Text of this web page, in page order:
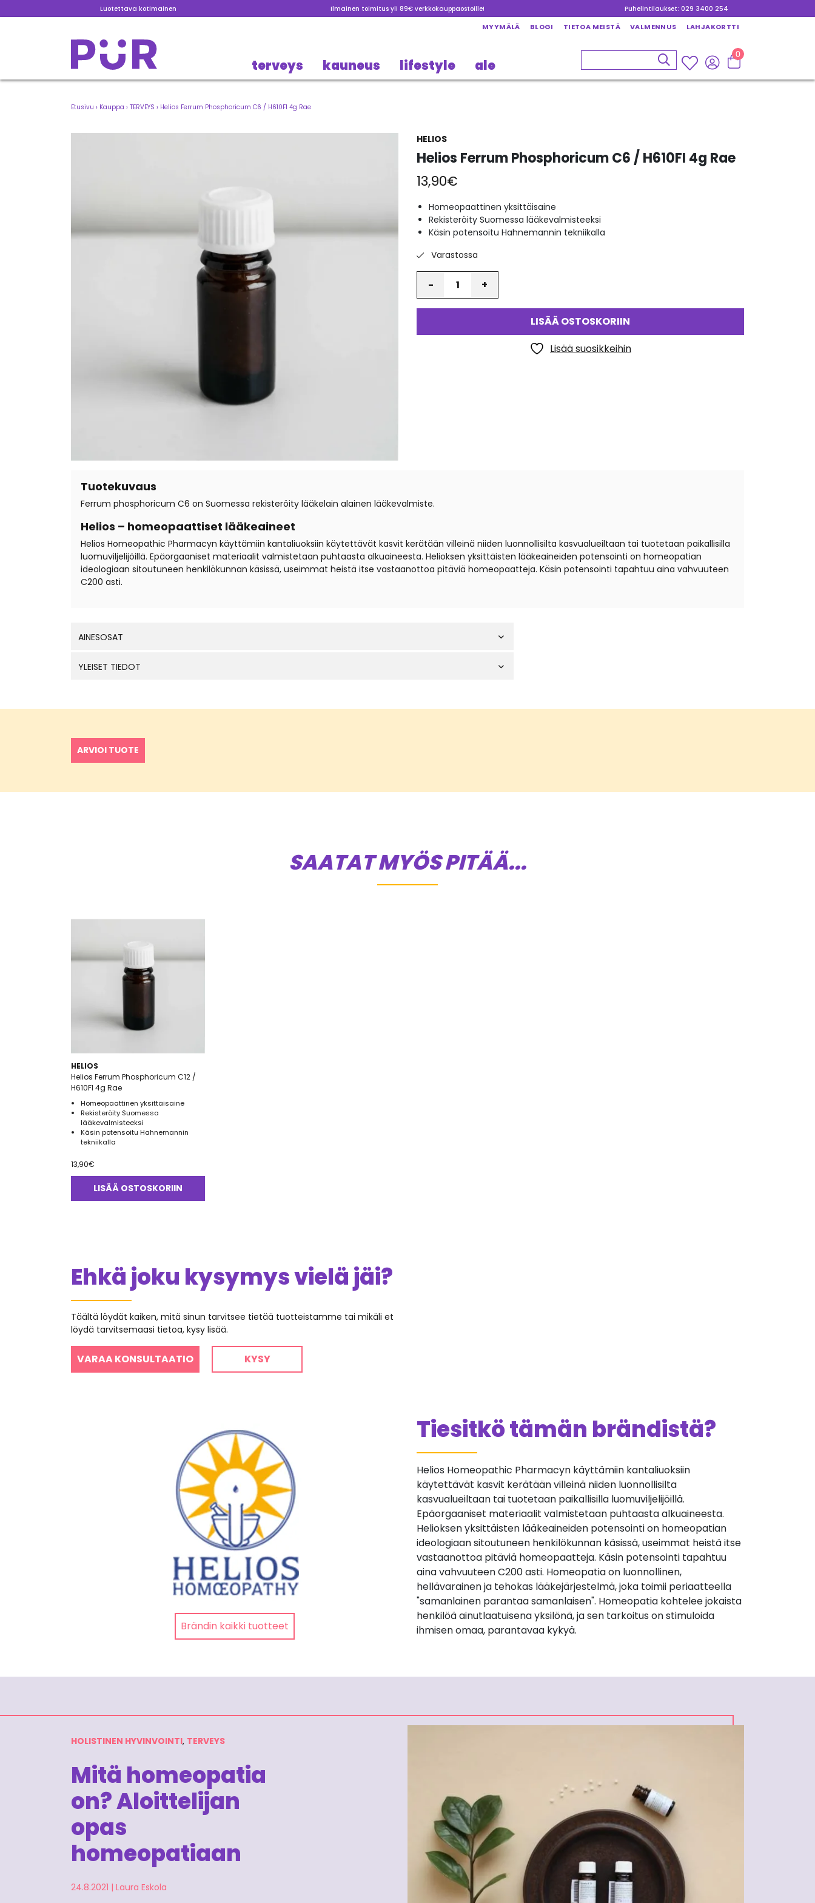
Luotettava kotimainen Ilmainen toimitus yli 89€ verkkokauppaostoille! Puhelintilaukset: 029 3400 254
MYYMÄLÄ BLOGI TIETOA MEISTÄ VALMENNUS LAHJAKORTTI
terveys kauneus lifestyle ale
0
Etusivu › Kauppa › TERVEYS › Helios Ferrum Phosphoricum C6 / H610FI 4g Rae
HELIOS
Helios Ferrum Phosphoricum C6 / H610FI 4g Rae
13,90€
Homeopaattinen yksittäisaine
Rekisteröity Suomessa lääkevalmisteeksi
Käsin potensoitu Hahnemannin tekniikalla
Varastossa
LISÄÄ OSTOSKORIIN
Lisää suosikkeihin
Tuotekuvaus
Ferrum phosphoricum C6 on Suomessa rekisteröity lääkelain alainen lääkevalmiste.
Helios – homeopaattiset lääkeaineet
Helios Homeopathic Pharmacyn käyttämiin kantaliuoksiin käytettävät kasvit kerätään villeinä niiden luonnollisilta kasvualueiltaan tai tuotetaan paikallisilla
luomuviljelijöillä. Epäorgaaniset materiaalit valmistetaan puhtaasta alkuaineesta. Helioksen yksittäisten lääkeaineiden potensointi on homeopatian
ideologiaan sitoutuneen henkilökunnan käsissä, useimmat heistä itse vastaanottoa pitäviä homeopaatteja. Käsin potensointi tapahtuu aina vahvuuteen
C200 asti.
AINESOSAT
YLEISET TIEDOT
ARVIOI TUOTE
SAATAT MYÖS PITÄÄ...
HELIOS
Helios Ferrum Phosphoricum C12 /
H610FI 4g Rae
Homeopaattinen yksittäisaine
Rekisteröity Suomessa
lääkevalmisteeksi
Käsin potensoitu Hahnemannin
tekniikalla
13,90€
LISÄÄ OSTOSKORIIN
Ehkä joku kysymys vielä jäi?
Täältä löydät kaiken, mitä sinun tarvitsee tietää tuotteistamme tai mikäli et
löydä tarvitsemaasi tietoa, kysy lisää.
VARAA KONSULTAATIO KYSY
Brändin kaikki tuotteet
Tiesitkö tämän brändistä?
Helios Homeopathic Pharmacyn käyttämiin kantaliuoksiin
käytettävät kasvit kerätään villeinä niiden luonnollisilta
kasvualueiltaan tai tuotetaan paikallisilla luomuviljelijöillä.
Epäorgaaniset materiaalit valmistetaan puhtaasta alkuaineesta.
Helioksen yksittäisten lääkeaineiden potensointi on homeopatian
ideologiaan sitoutuneen henkilökunnan käsissä, useimmat heistä itse
vastaanottoa pitäviä homeopaatteja. Käsin potensointi tapahtuu
aina vahvuuteen C200 asti. Homeopatia on luonnollinen,
hellävarainen ja tehokas lääkejärjestelmä, joka toimii periaatteella
"samanlainen parantaa samanlaisen". Homeopatia kohtelee jokaista
henkilöä ainutlaatuisena yksilönä, ja sen tarkoitus on stimuloida
ihmisen omaa, parantavaa kykyä.
HOLISTINEN HYVINVOINTI, TERVEYS
Mitä homeopatia
on? Aloittelijan
opas
homeopatiaan
24.8.2021 | Laura Eskola